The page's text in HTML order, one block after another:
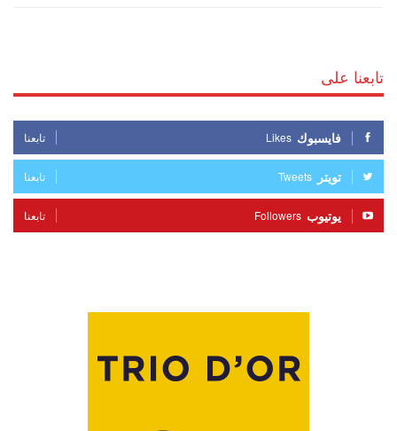
تابعنا على
فايسبوك Likes تابعنا
تويتر Tweets تابعنا
يوتيوب Followers تابعنا